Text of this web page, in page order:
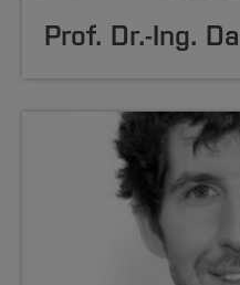
Prof. Dr.-Ing.